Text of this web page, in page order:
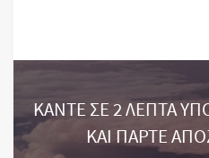
ΚΑΝΤΕ ΣΕ 2 ΛΕΠΤΑ
ΚΑΙ ΠΑΡΤΕ